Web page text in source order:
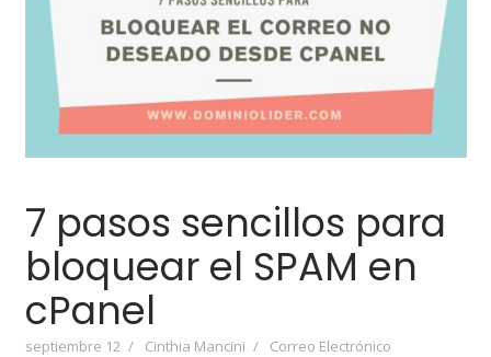
7 pasos sencillos para
bloquear el SPAM en
cPanel
septiembre 12 Cinthia Mancini Correo Electrónico